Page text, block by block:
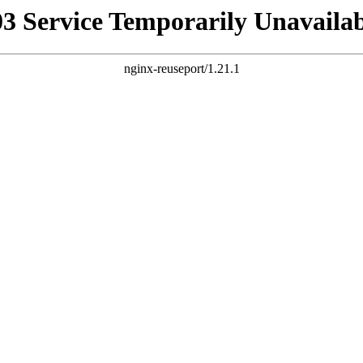
Service Temporarily
nginx-reuseport/1.21.1